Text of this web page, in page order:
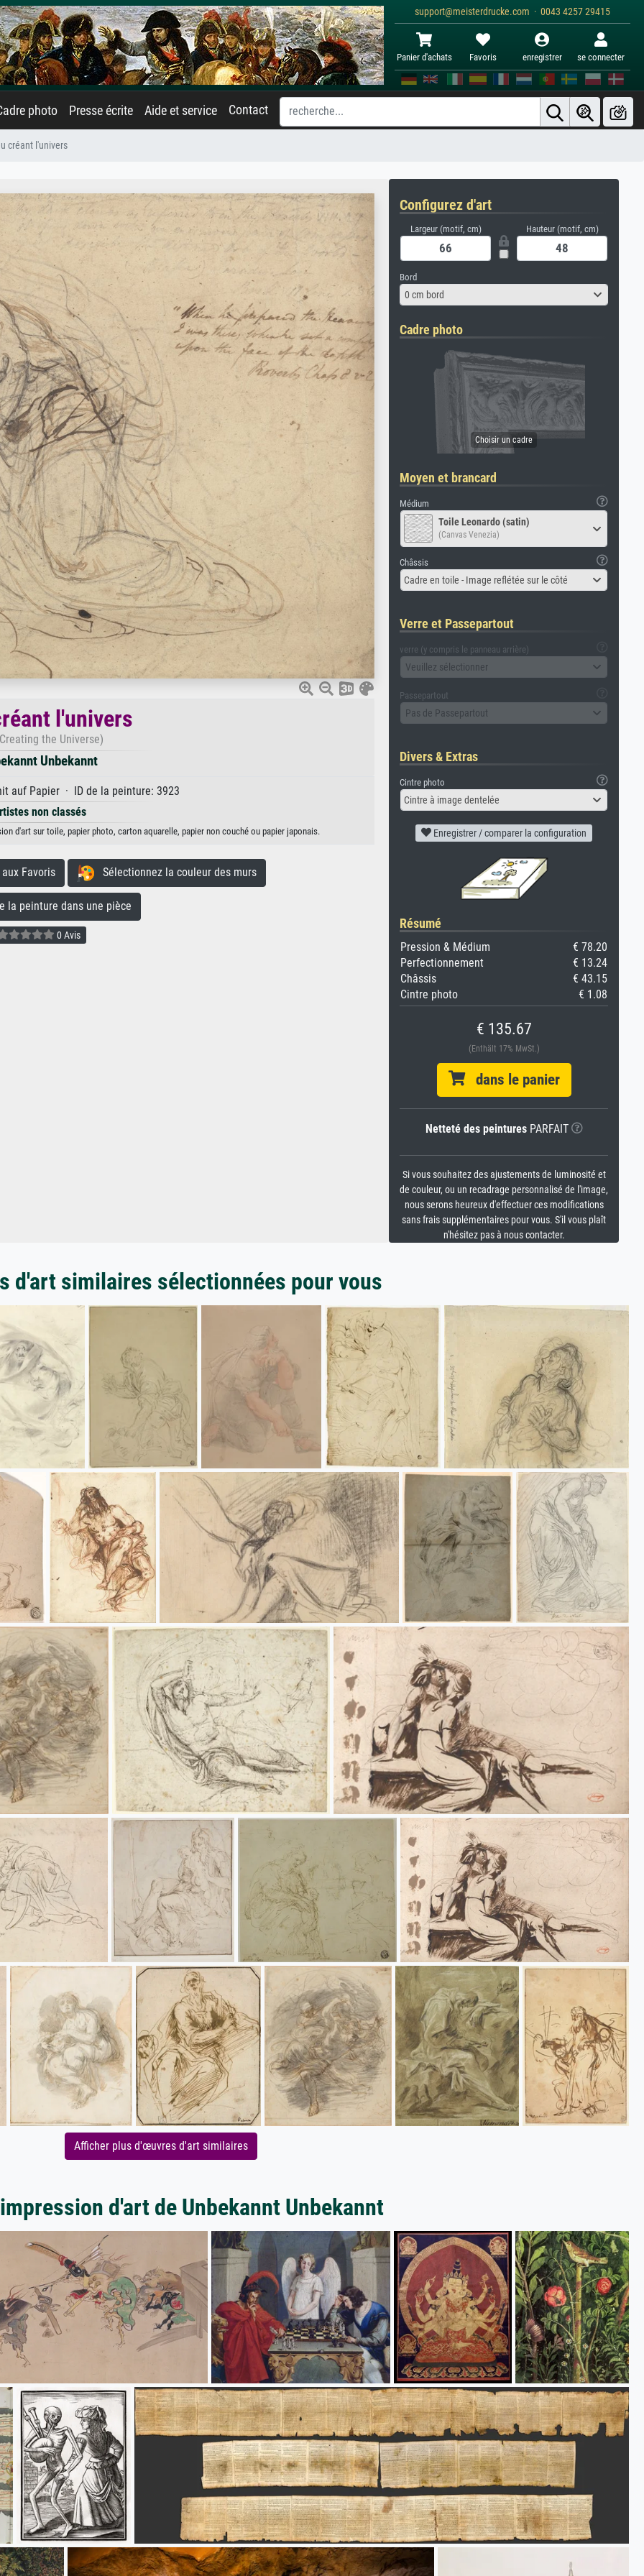
support@meisterdrucke.com · 0043 4257 29415
Panier d'achats Favoris enregistrer se connecter
photo Presse écrite Aide et service Contact
créant l'univers
l'univers
the Universe)
Unbekannt
auf Papier · ID de la peinture: 3923
non classés
d'art sur toile, papier photo, carton aquarelle, papier non couché ou papier japonais.
Favoris Sélectionnez la couleur des murs
peinture dans une pièce
0 Avis
Configurez d'art
Largeur (motif, cm) Hauteur (motif, cm)
Bord
0 cm bord
Cadre photo
Moyen et brancard
Médium
Toile Leonardo (satin)
(Canvas Venezia)
Châssis
Cadre en toile - Image reflétée sur le côté
Verre et Passepartout
verre (y compris le panneau arrière)
Veuillez sélectionner
Passepartout
Pas de Passepartout
Divers & Extras
Cintre photo
Cintre à image dentelée
Enregistrer / comparer la configuration
Résumé
Pression & Médium
€ 78.20
Perfectionnement
€ 13.24
Châssis
€ 43.15
Cintre photo
€ 1.08
€ 135.67
(Enthält 17% MwSt.)
dans le panier
Netteté des peinturesPARFAIT
Si vous souhaitez des ajustements de luminosité et
de couleur, ou un recadrage personnalisé de l'image,
nous serons heureux d'effectuer ces modifications
sans frais supplémentaires pour vous. S'il vous plaît
n'hésitez pas à nous contacter.
d'art similaires sélectionnées pour vous
Afficher plus d'œuvres d'art similaires
d'art de Unbekannt Unbekannt